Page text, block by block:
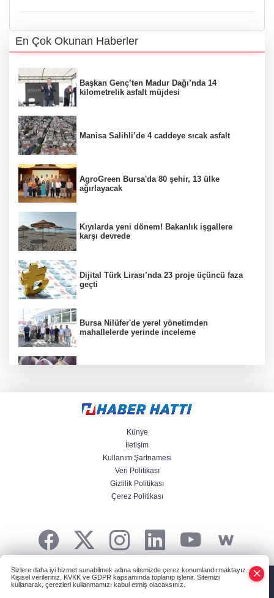
En Çok Okunan Haberler
Başkan Genç’ten Madur Dağı’nda 14
kilometrelik asfalt müjdesi
Manisa Salihli’de 4 caddeye sıcak asfalt
AgroGreen Bursa'da 80 şehir, 13 ülke
ağırlayacak
Kıyılarda yeni dönem! Bakanlık işgallere
karşı devrede
Dijital Türk Lirası’nda 23 proje üçüncü faza
geçti
Bursa Nilüfer'de yerel yönetimden
mahallelerde yerinde inceleme
Korkudan komediye, animasyondan dramaya
6 yeni film vizyonda
Künye
İletişim
Kullanım Şartnamesi
Veri Politikası
Gizlilik Politikası
Çerez Politikası
HABER YAZILIMIve TURKTICARET.NET projesidir Copyright© 2006-2026
Tüm hakları saklıdır.
Sizlere daha iyi hizmet sunabilmek adına sitemizde çerez konumlandırmaktayız.
Kişisel verileriniz, KVKK ve GDPR kapsamında toplanıp işlenir. Sitemizi
kullanarak, çerezleri kullanmamızı kabul etmiş olacaksınız.